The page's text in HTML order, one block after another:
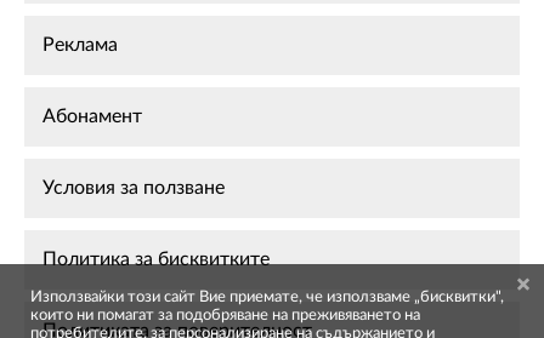
Реклама
Абонамент
Условия за ползване
Политика за бисквитките
Политиката за поверителност
Използвайки този сайт Вие приемате, че използваме „бисквитки",
които ни помагат за подобряване на преживяването на
потребителите, за персонализиране на съдържанието и